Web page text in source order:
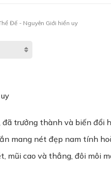
Đế - Nguyên Giới hiển uy
trưởng thành và biến
mang nét đẹp nam tính
mũi cao và thẳng, đôi môi